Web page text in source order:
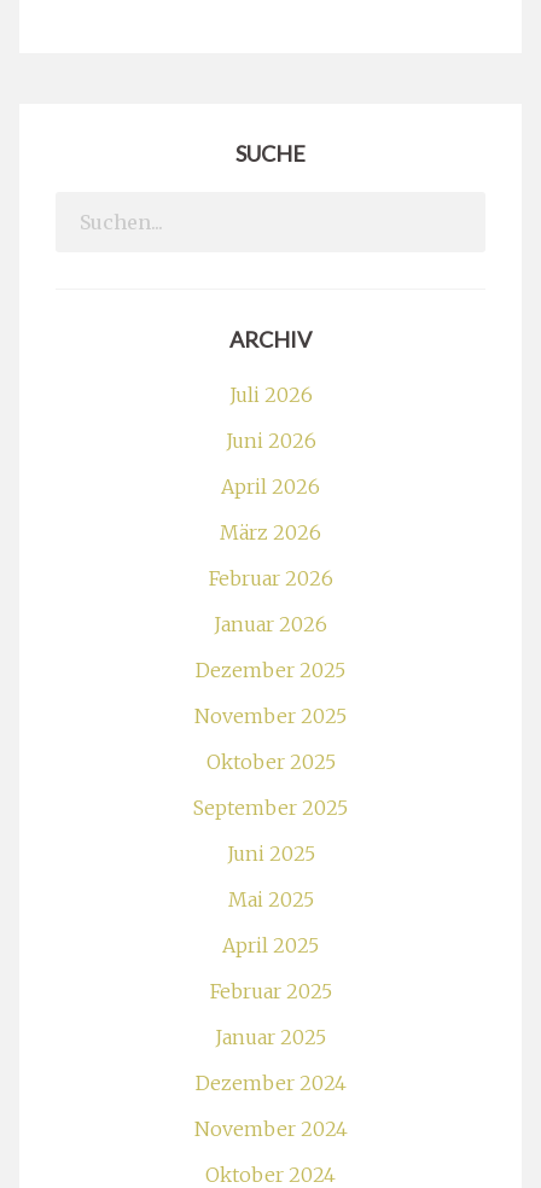
SUCHE
Search
ARCHIV
Juli 2026
Juni 2026
April 2026
März 2026
Februar 2026
Januar 2026
Dezember 2025
November 2025
Oktober 2025
September 2025
Juni 2025
Mai 2025
April 2025
Februar 2025
Januar 2025
Dezember 2024
November 2024
Oktober 2024